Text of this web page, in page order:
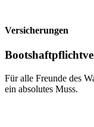
Versicherungen
Für alle Freunde des
ein absolutes Muss.